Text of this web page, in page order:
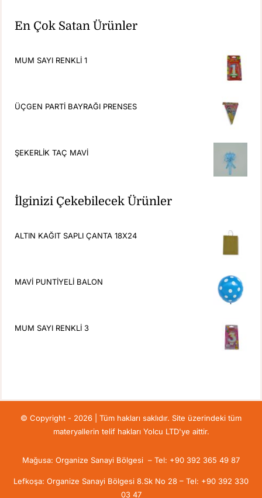
En Çok Satan Ürünler
MUM SAYI RENKLİ 1
ÜÇGEN PARTİ BAYRAĞI PRENSES
ŞEKERLİK TAÇ MAVİ
İlginizi Çekebilecek Ürünler
ALTIN KAĞIT SAPLI ÇANTA 18X24
MAVİ PUNTİYELİ BALON
MUM SAYI RENKLİ 3
© Copyright - 2026 | Tüm hakları saklıdır. Site üzerindeki tüm
materyallerin telif hakları Yolcu LTD'ye aittir.
Mağusa: Organize Sanayi Bölgesi – Tel: +90 392 365 49 87
Lefkoşa: Organize Sanayi Bölgesi 8.Sk No 28 – Tel: +90 392 330
03 47